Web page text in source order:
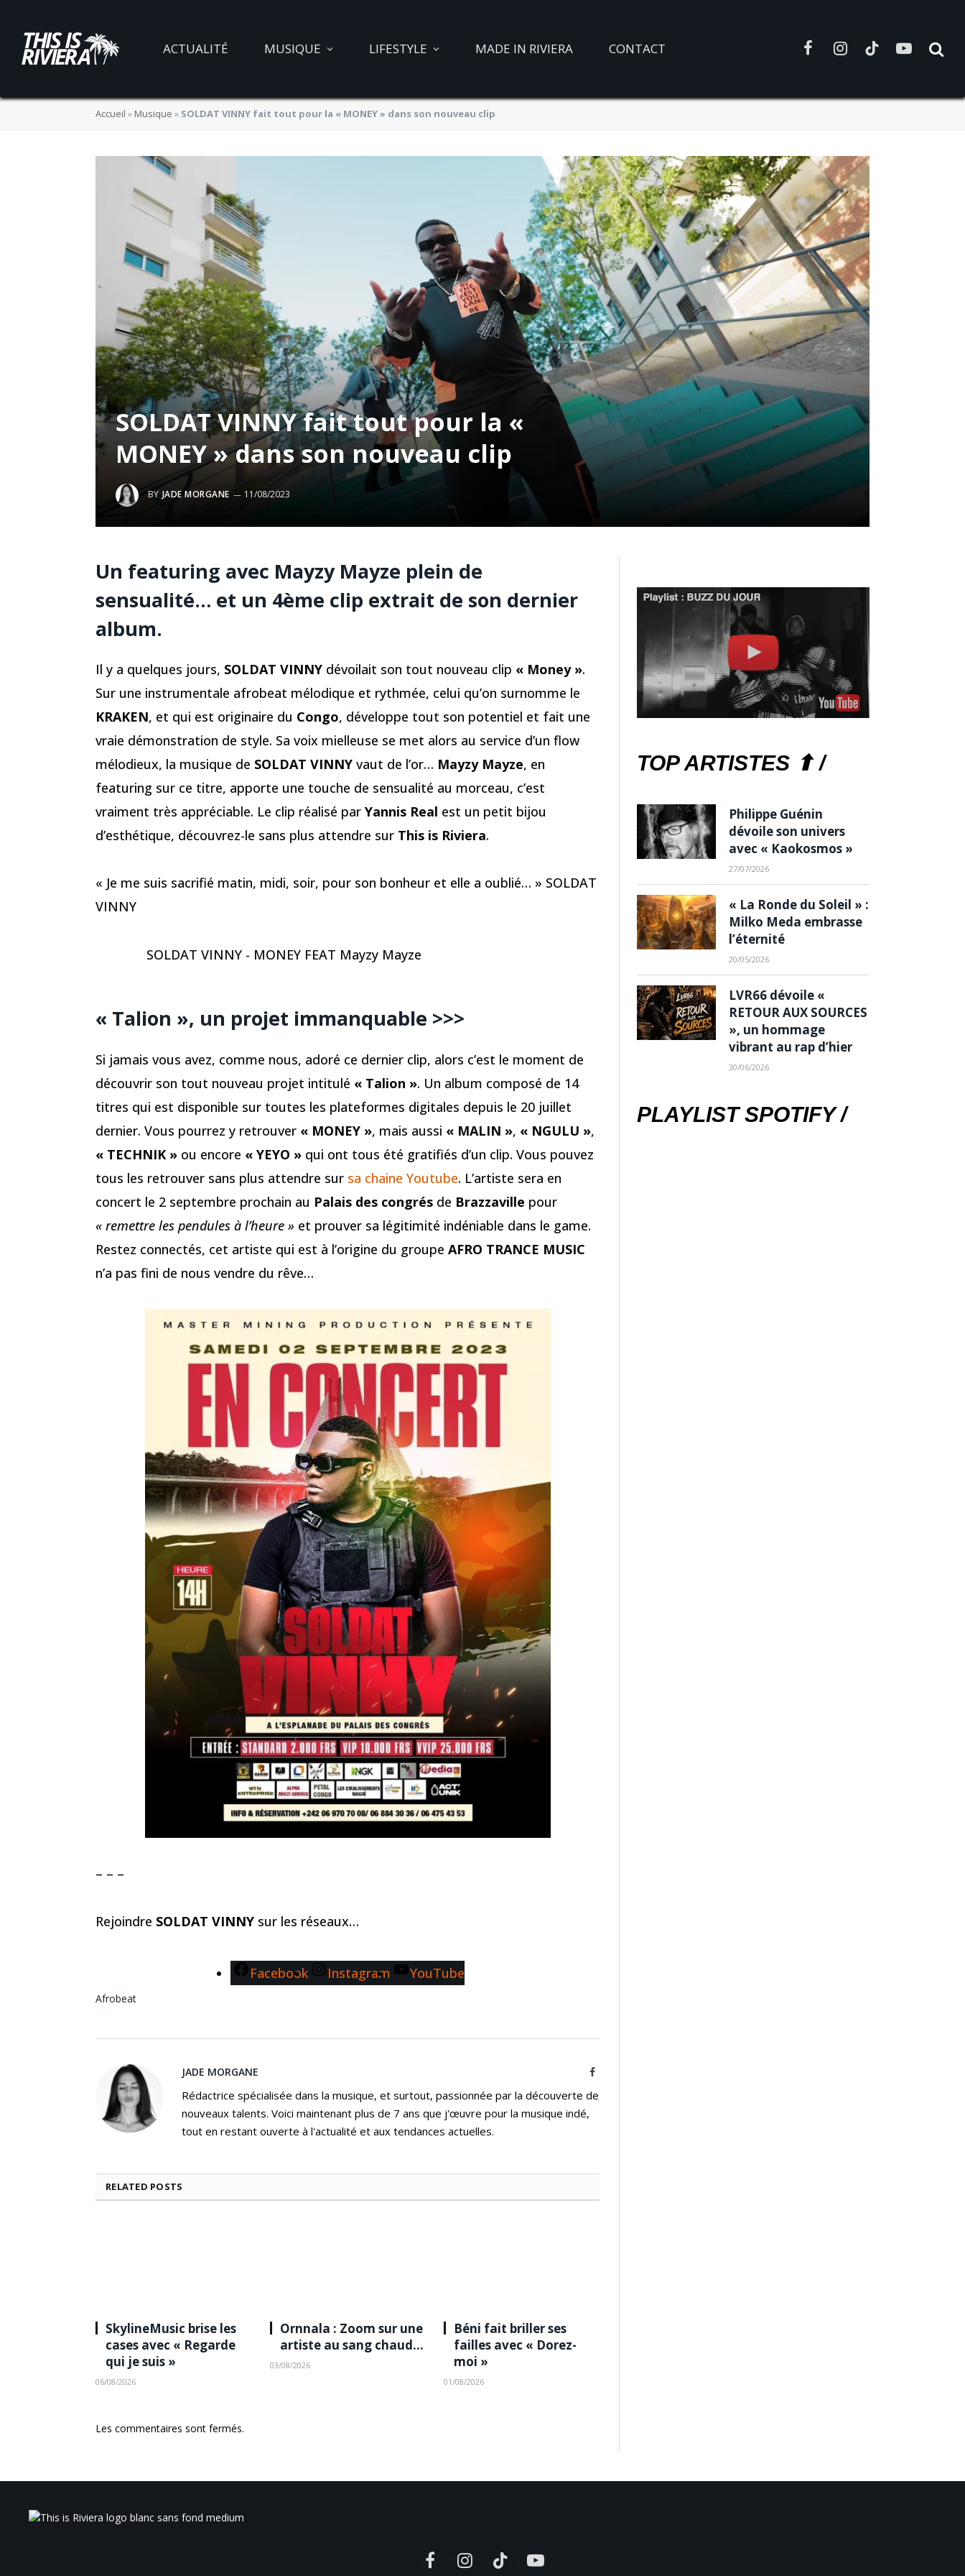
ACTUALITÉ MUSIQUE LIFESTYLE MADE IN RIVIERA CONTACT FacebookInstagramTikTokYouTube
Accueil » Musique » SOLDAT VINNY fait tout pour la « MONEY » dans son nouveau clip
SOLDAT VINNY fait tout pour la «
MONEY » dans son nouveau clip
BY JADE MORGANE 11/08/2023
Un featuring avec Mayzy Mayze plein de
sensualité… et un 4ème clip extrait de son dernier
album.
Il y a quelques jours, SOLDAT VINNY dévoilait son tout nouveau clip « Money ».
Sur une instrumentale afrobeat mélodique et rythmée, celui qu’on surnomme le
KRAKEN, et qui est originaire du Congo, développe tout son potentiel et fait une
vraie démonstration de style. Sa voix mielleuse se met alors au service d’un flow
mélodieux, la musique de SOLDAT VINNY vaut de l’or… Mayzy Mayze, en
featuring sur ce titre, apporte une touche de sensualité au morceau, c’est
vraiment très appréciable. Le clip réalisé par Yannis Real est un petit bijou
d’esthétique, découvrez-le sans plus attendre sur This is Riviera.
« Je me suis sacrifié matin, midi, soir, pour son bonheur et elle a oublié… » SOLDAT
VINNY
SOLDAT VINNY - MONEY FEAT Mayzy Mayze
« Talion », un projet immanquable >>>
Si jamais vous avez, comme nous, adoré ce dernier clip, alors c’est le moment de
découvrir son tout nouveau projet intitulé « Talion ». Un album composé de 14
titres qui est disponible sur toutes les plateformes digitales depuis le 20 juillet
dernier. Vous pourrez y retrouver « MONEY », mais aussi « MALIN », « NGULU »,
« TECHNIK » ou encore « YEYO » qui ont tous été gratifiés d’un clip. Vous pouvez
tous les retrouver sans plus attendre sur sa chaine Youtube. L’artiste sera en
concert le 2 septembre prochain au Palais des congrés de Brazzaville pour
« remettre les pendules à l’heure » et prouver sa légitimité indéniable dans le game.
Restez connectés, cet artiste qui est à l’origine du groupe AFRO TRANCE MUSIC
n’a pas fini de nous vendre du rêve…
– – –
Rejoindre SOLDAT VINNY sur les réseaux…
Facebook Instagram YouTube
Afrobeat
JADE MORGANE Facebook
Rédactrice spécialisée dans la musique, et surtout, passionnée par la découverte de
nouveaux talents. Voici maintenant plus de 7 ans que j'œuvre pour la musique indé,
tout en restant ouverte à l'actualité et aux tendances actuelles.
RELATED POSTS
SkylineMusic brise les
cases avec « Regarde
qui je suis »
06/08/2026
Ornnala : Zoom sur une
artiste au sang chaud…
03/08/2026
Béni fait briller ses
failles avec « Dorez-
moi »
01/08/2026
Les commentaires sont fermés.
TOP ARTISTES ⬆ /
Philippe Guénin
dévoile son univers
avec « Kaokosmos »
27/07/2026
« La Ronde du Soleil » :
Milko Meda embrasse
l’éternité
20/05/2026
LVR66 dévoile «
RETOUR AUX SOURCES
», un hommage
vibrant au rap d’hier
30/06/2026
PLAYLIST SPOTIFY /
FacebookInstagramTikTok YouTube